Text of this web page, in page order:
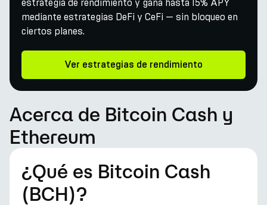
estrategia de rendimiento y gana hasta 15% APY
mediante estrategias DeFi y CeFi — sin bloqueo en
ciertos planes.
Ver estrategias de rendimiento
Acerca de Bitcoin Cash y
Ethereum
¿Qué es Bitcoin Cash
(BCH)?